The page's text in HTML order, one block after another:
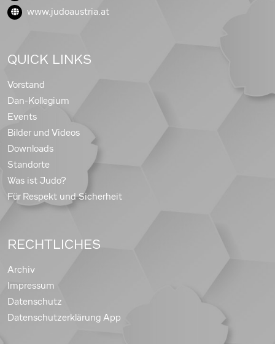
www.judoaustria.at
QUICK LINKS
Vorstand
Dan-Kollegium
Events
Bilder und Videos
Downloads
Standorte
Was ist Judo?
Für Respekt und Sicherheit
RECHTLICHES
Archiv
Impressum
Datenschutz
Datenschutzerklärung App